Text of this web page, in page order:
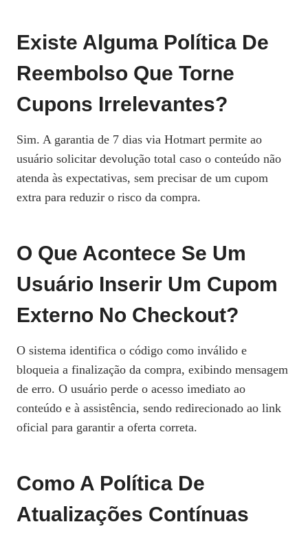
Existe Alguma Política De
Reembolso Que Torne
Cupons Irrelevantes?
Sim. A garantia de 7 dias via Hotmart permite ao
usuário solicitar devolução total caso o conteúdo não
atenda às expectativas, sem precisar de um cupom
extra para reduzir o risco da compra.
O Que Acontece Se Um
Usuário Inserir Um Cupom
Externo No Checkout?
O sistema identifica o código como inválido e
bloqueia a finalização da compra, exibindo mensagem
de erro. O usuário perde o acesso imediato ao
conteúdo e à assistência, sendo redirecionado ao link
oficial para garantir a oferta correta.
Como A Política De
Atualizações Contínuas